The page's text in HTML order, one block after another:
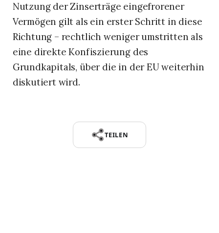
Nutzung der Zinserträge eingefrorener
Vermögen gilt als ein erster Schritt in diese
Richtung – rechtlich weniger umstritten als
eine direkte Konfiszierung des
Grundkapitals, über die in der EU weiterhin
diskutiert wird.
TEILEN